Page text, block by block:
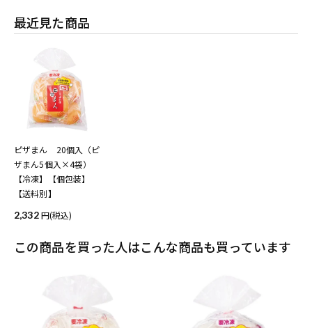
最近見た商品
ピザまん 20個入（ピ
ザまん5個入×4袋）
【冷凍】【個包装】
【送料別】
2,332
(税込)
この商品を買った人はこんな商品も買っています